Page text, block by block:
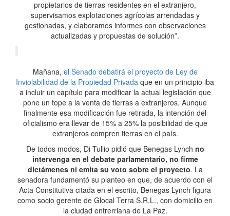
propietarios de tierras residentes en el extranjero,
supervisamos explotaciones agrícolas arrendadas y
gestionadas, y elaboramos informes con observaciones
actualizadas y propuestas de solución”.
Mañana, el Senado debatirá el proyecto de Ley de
Inviolabilidad de la Propiedad Privada que en un principio iba
a incluir un capítulo para modificar la actual legislación que
pone un tope a la venta de tierras a extranjeros. Aunque
finalmente esa modificación fue retirada, la intención del
oficialismo era llevar de 15% a 25% la posibilidad de que
extranjeros compren tierras en el país.
De todos modos, Di Tullio pidió que Benegas Lynch no
intervenga en el debate parlamentario, no firme
dictámenes ni emita su voto sobre el proyecto. La
senadora fundamentó su planteo en que, de acuerdo con el
Acta Constitutiva citada en el escrito, Benegas Lynch figura
como socio gerente de Glocal Terra S.R.L., con domicilio en
la ciudad entrerriana de La Paz.